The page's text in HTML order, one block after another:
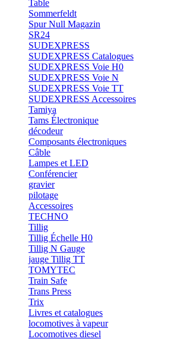
Table
Sommerfeldt
Spur Null Magazin
SR24
SUDEXPRESS
SUDEXPRESS Catalogues
SUDEXPRESS Voie H0
SUDEXPRESS Voie N
SUDEXPRESS Voie TT
SUDEXPRESS Accessoires
Tamiya
Tams Électronique
décodeur
Composants électroniques
Câble
Lampes et LED
Conférencier
gravier
pilotage
Accessoires
TECHNO
Tillig
Tillig Échelle H0
Tillig N Gauge
jauge Tillig TT
TOMYTEC
Train Safe
Trans Press
Trix
Livres et catalogues
locomotives à vapeur
Locomotives diesel